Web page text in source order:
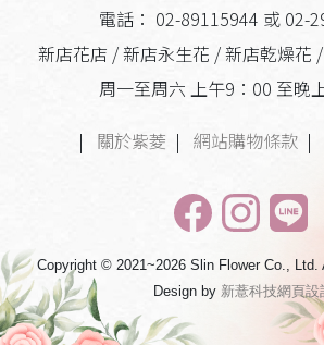
電話： 02-89115944 或 02-
新店花店 / 新店永生花 / 新店乾燥花
周一至周六 上午9：00 至晚
|
關於紫菱 | 網站購物條款 |
Copyright © 2021~2026 Slin Flower Co., Ltd.
Design by 新薏科技網頁設